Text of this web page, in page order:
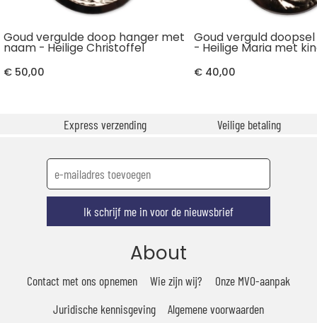
Goud vergulde doop hanger met
naam - Heilige Christoffel
€ 50,00
Goud verguld
- Heilige Maria met
€ 40,00
Express verzending Veilige betaling
Ik schrijf me in voor de nieuwsbrief
About
Contact met ons opnemen Wie zijn wij?
Onze MVO-aanpak
Juridische kennisgeving
Algemene voorwaarden